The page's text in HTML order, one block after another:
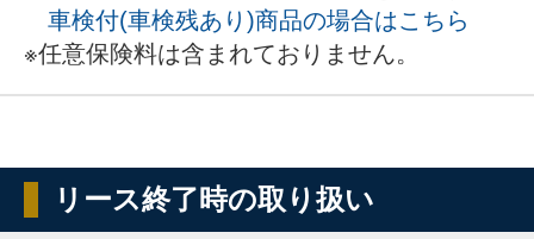
車検付(車検残あり)商品の場合はこちら
※任意保険料は含まれておりません。
リース終了時の取り扱い